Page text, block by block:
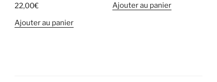
22,00€
Ajouter au panier
Ajouter au panier